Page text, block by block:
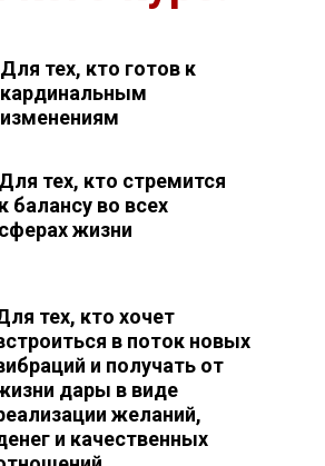
тех, кто хочет
в поток новых
и получать от
дары в виде
желаний,
и качественных
Для тех, кто стремится
к балансу во всех
сферах жизни
Для тех, кто готов к
кардинальным
изменениям